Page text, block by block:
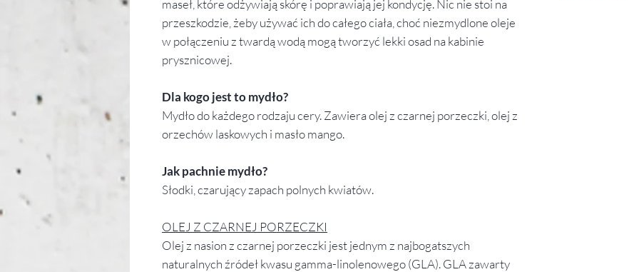
maseł, które odżywiają skórę i poprawiają jej kondycję. Nic nie stoi na
przeszkodzie, żeby używać ich do całego ciała, choć niezmydlone oleje
w połączeniu z twardą wodą mogą tworzyć lekki osad na kabinie
prysznicowej.
Dla kogo jest to mydło?
Mydło do każdego rodzaju cery. Zawiera olej z czarnej porzeczki, olej z
orzechów laskowych i masło mango.
Jak pachnie mydło?
Słodki, czarujący zapach polnych kwiatów.
OLEJ Z CZARNEJ PORZECZKI
Olej z nasion z czarnej porzeczki jest jednym z najbogatszych
naturalnych źródeł kwasu gamma-linolenowego (GLA). GLA zawarty